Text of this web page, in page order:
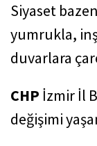
Siyaset
yumrukla,
duvarlara
CHP İzmir İl
değişimi